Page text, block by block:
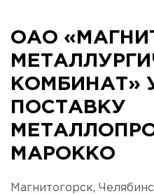
ОАО
КОМБИНАТ»
ПОСТАВКУ
МАРОККО
Магнитогорск,